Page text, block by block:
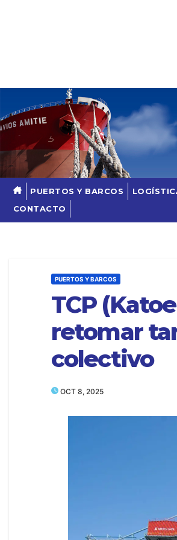
PUERTOS Y BARCOS
CONTACTO
PUERTOS Y BARCOS
TCP
retomar
colectivo
OCT 8, 2025